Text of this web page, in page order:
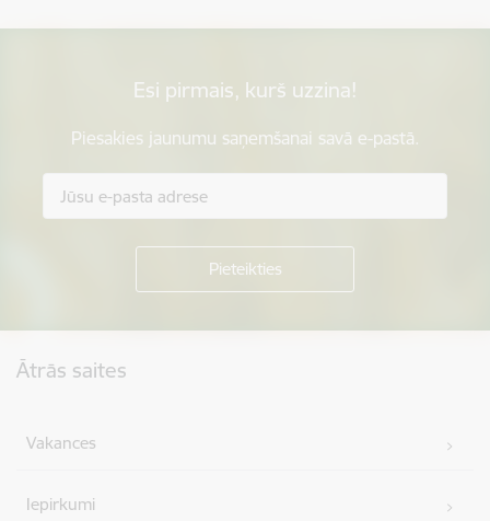
Esi pirmais, kurš uzzina!
Piesakies jaunumu saņemšanai savā e-pastā.
Ātrās saites
Vakances
Iepirkumi